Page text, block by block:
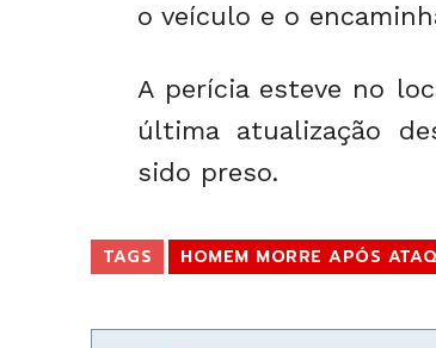
o veículo e o
A perícia esteve no
última atualização
sido preso.
TAGS HOMEM MORRE APÓS